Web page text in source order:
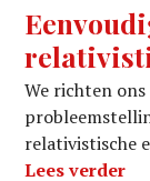
We richten
relativistische
Lees verder